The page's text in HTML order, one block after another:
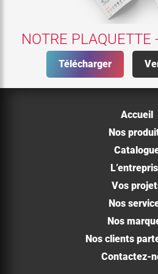
NOTRE PLAQUETTE
Télécharger
Accueil
Nos
Vos
Nos
Nos
Nos clients
Contactez-